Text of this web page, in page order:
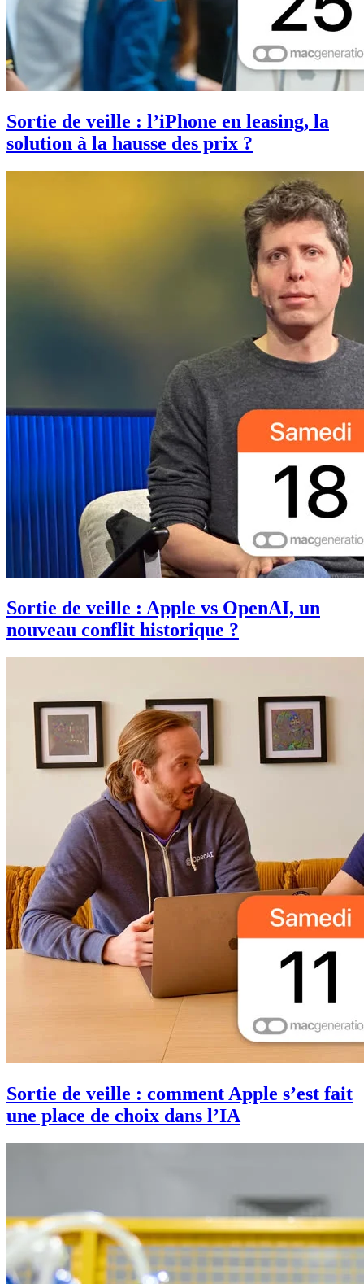
Sortie de veille : l’iPhone en leasing, la
solution à la hausse des prix ?
Sortie de veille : Apple vs OpenAI, un
nouveau conflit historique ?
Sortie de veille : comment Apple s’est fait
une place de choix dans l’IA